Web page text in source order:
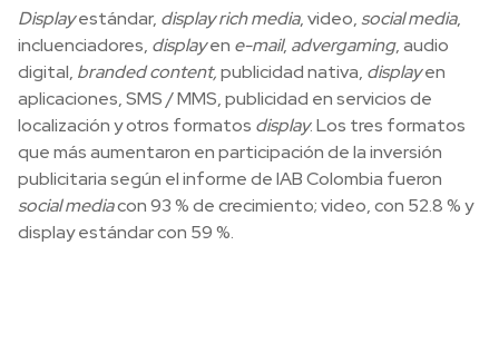
Displayestándar, display rich media, video,social media,
incluenciadores, displayen e-mail, advergaming, audio
digital, branded content,publicidad nativa, displayen
aplicaciones, SMS / MMS, publicidad en servicios de
localización y otros formatos display. Los tres formatos
que más aumentaron en participación de la inversión
publicitaria según el informe de IAB Colombia fueron
social mediacon 93 % de crecimiento; video, con 52.8 % y
display estándar con 59 %.